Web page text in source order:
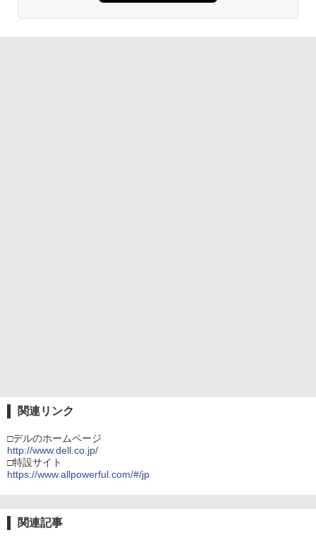
関連リンク
□デルのホームページ
http://www.dell.co.jp/
□特設サイト
https://www.allpowerful.com/#/jp
関連記事